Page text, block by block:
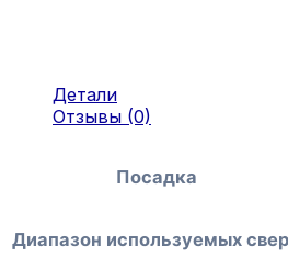
Детали
Отзывы (0)
Посадка
Диапазон используемых